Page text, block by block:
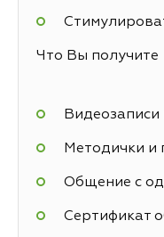
Что Вы получите
Методички и
Общение с
Сертификат